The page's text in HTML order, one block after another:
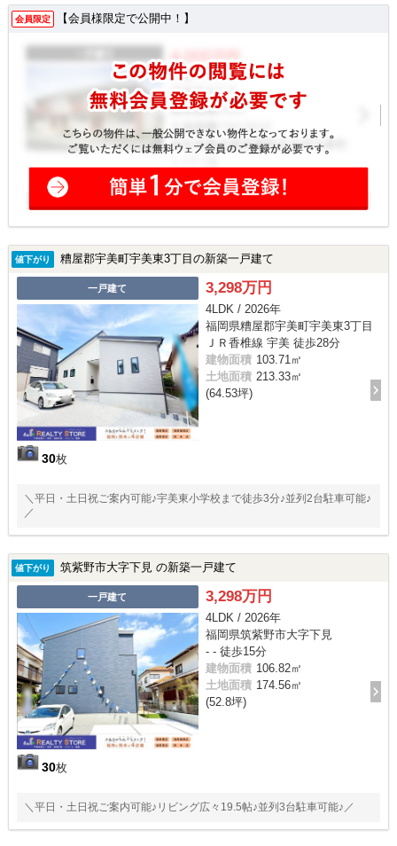
会員限定 【会員様限定で公開中！】
値下がり 糟屋郡宇美町宇美東3丁目の新築一戸建て
一戸建て
30枚
3,298万円
4LDK / 2026年
福岡県糟屋郡宇美町宇美東3丁目
ＪＲ香椎線 宇美 徒歩28分
建物面積 103.71㎡
土地面積 213.33㎡
(64.53坪)
＼平日・土日祝ご案内可能♪宇美東小学校まで徒歩3分♪並列2台駐車可能♪
／
値下がり 筑紫野市大字下見 の新築一戸建て
一戸建て
30枚
3,298万円
4LDK / 2026年
福岡県筑紫野市大字下見
- - 徒歩15分
建物面積 106.82㎡
土地面積 174.56㎡
(52.8坪)
＼平日・土日祝ご案内可能♪リビング広々19.5帖♪並列3台駐車可能♪／